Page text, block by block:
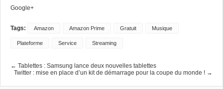
Google+
Tags: Amazon Amazon Prime Gratuit Musique
Plateforme Service Streaming
← Tablettes : Samsung lance deux nouvelles tablettes
Twitter : mise en place d’un kit de démarrage pour la coupe du monde ! →